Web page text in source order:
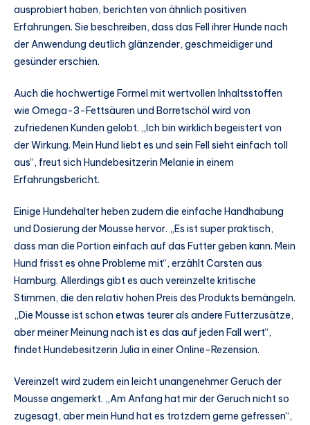
ausprobiert haben, berichten von ähnlich positiven
Erfahrungen. Sie beschreiben, dass das Fell ihrer Hunde nach
der Anwendung deutlich glänzender, geschmeidiger und
gesünder erschien.
Auch die hochwertige Formel mit wertvollen Inhaltsstoffen
wie Omega-3-Fettsäuren und Borretschöl wird von
zufriedenen Kunden gelobt. „Ich bin wirklich begeistert von
der Wirkung. Mein Hund liebt es und sein Fell sieht einfach toll
aus“, freut sich Hundebesitzerin Melanie in einem
Erfahrungsbericht.
Einige Hundehalter heben zudem die einfache Handhabung
und Dosierung der Mousse hervor. „Es ist super praktisch,
dass man die Portion einfach auf das Futter geben kann. Mein
Hund frisst es ohne Probleme mit“, erzählt Carsten aus
Hamburg. Allerdings gibt es auch vereinzelte kritische
Stimmen, die den relativ hohen Preis des Produkts bemängeln.
„Die Mousse ist schon etwas teurer als andere Futterzusätze,
aber meiner Meinung nach ist es das auf jeden Fall wert“,
findet Hundebesitzerin Julia in einer Online-Rezension.
Vereinzelt wird zudem ein leicht unangenehmer Geruch der
Mousse angemerkt. „Am Anfang hat mir der Geruch nicht so
zugesagt, aber mein Hund hat es trotzdem gerne gefressen“,